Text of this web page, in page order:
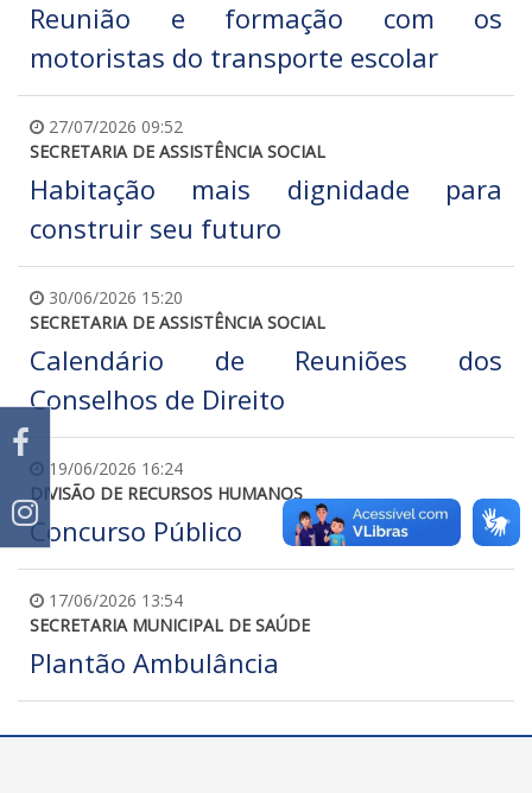
Reunião e formação com os
motoristas do transporte escolar
27/07/2026 09:52
SECRETARIA DE ASSISTÊNCIA SOCIAL
Habitação mais dignidade para
construir seu futuro
30/06/2026 15:20
SECRETARIA DE ASSISTÊNCIA SOCIAL
Calendário de Reuniões dos
Conselhos de Direito
19/06/2026 16:24
DIVISÃO DE RECURSOS HUMANOS
Concurso Público
17/06/2026 13:54
SECRETARIA MUNICIPAL DE SAÚDE
Plantão Ambulância